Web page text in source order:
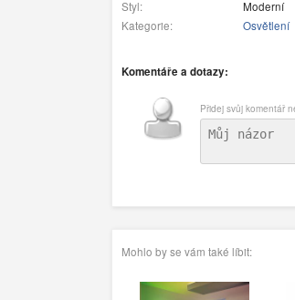
Styl:
Moderní
Kategorie:
Osvětlení
Komentáře a dotazy:
Přidej svůj komentář
Mohlo by se vám také líbit: